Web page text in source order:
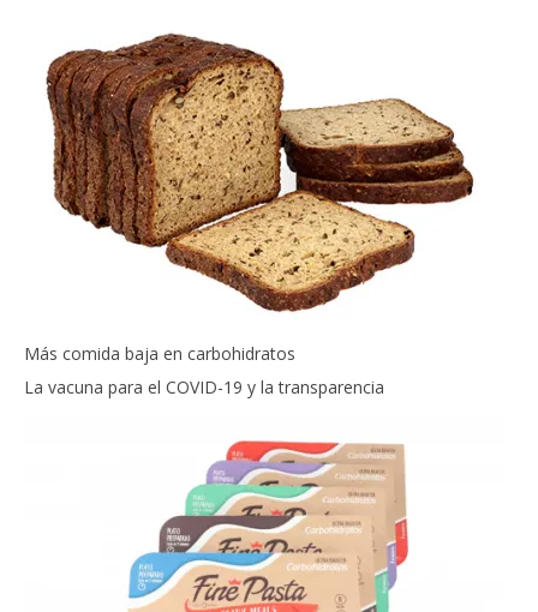
Más comida baja en carbohidratos
La vacuna para el COVID-19 y la transparencia